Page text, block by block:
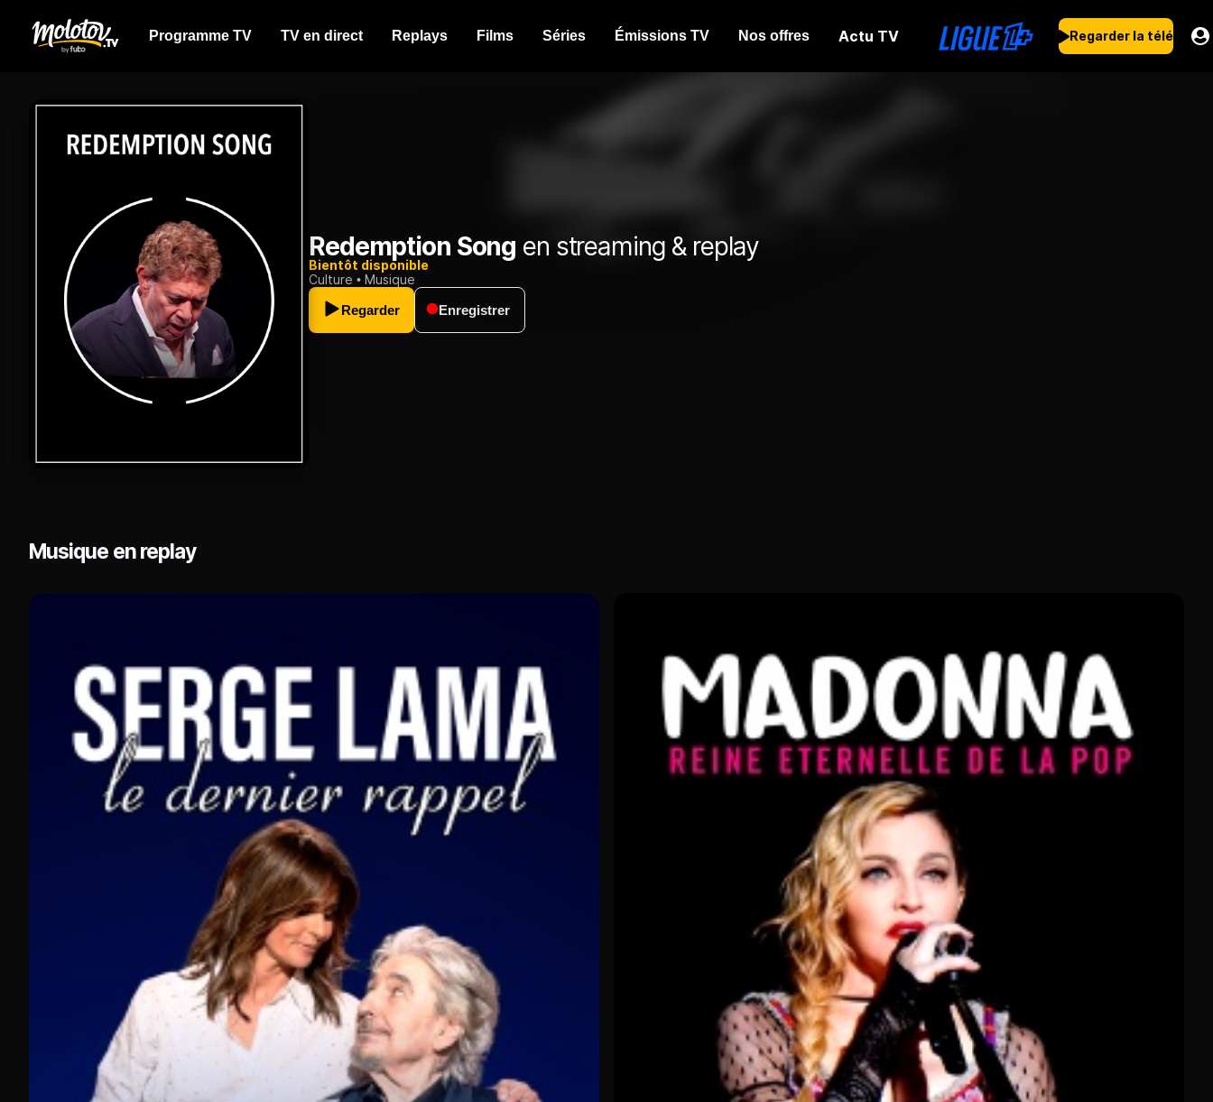
Programme TV TV en direct Replays Films Séries Émissions TV Nos offres Actu TV Regarder la télé
Redemption Song en streaming & replay
Bientôt disponible
Culture
Musique
Regarder
Enregistrer
Musique en replay